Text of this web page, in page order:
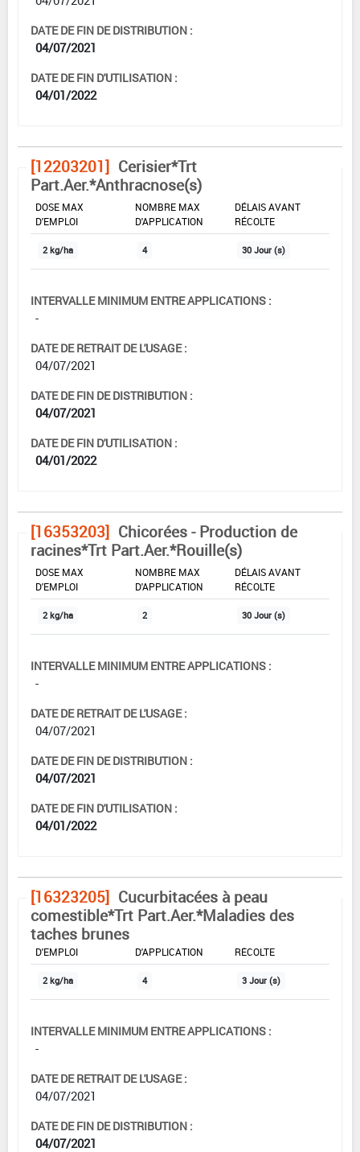
DATE DE FIN DE DISTRIBUTION :
04/07/2021
DATE DE FIN D'UTILISATION :
04/01/2022
[12203201] Cerisier*Trt
Part.Aer.*Anthracnose(s)
DOSE MAX
D'EMPLOI
NOMBRE MAX
D'APPLICATION
DÉLAIS AVANT
RÉCOLTE
2 kg/ha 4 30 Jour (s)
INTERVALLE MINIMUM ENTRE APPLICATIONS :
-
DATE DE RETRAIT DE L'USAGE :
04/07/2021
DATE DE FIN DE DISTRIBUTION :
04/07/2021
DATE DE FIN D'UTILISATION :
04/01/2022
[16353203] Chicorées - Production de
racines*Trt Part.Aer.*Rouille(s)
DOSE MAX
D'EMPLOI
NOMBRE MAX
D'APPLICATION
DÉLAIS AVANT
RÉCOLTE
2 kg/ha 2 30 Jour (s)
INTERVALLE MINIMUM ENTRE APPLICATIONS :
-
DATE DE RETRAIT DE L'USAGE :
04/07/2021
DATE DE FIN DE DISTRIBUTION :
04/07/2021
DATE DE FIN D'UTILISATION :
04/01/2022
[16323205] Cucurbitacées à peau
comestible*Trt Part.Aer.*Maladies des
taches brunes
DOSE MAX
D'EMPLOI
D'APPLICATION
RÉCOLTE
2 kg/ha 4 3 Jour (s)
INTERVALLE MINIMUM ENTRE APPLICATIONS :
-
DATE DE RETRAIT DE L'USAGE :
04/07/2021
DATE DE FIN DE DISTRIBUTION :
04/07/2021